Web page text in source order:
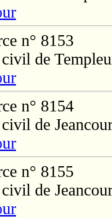
n° 8153
de
n° 8154
de
n° 8155
de